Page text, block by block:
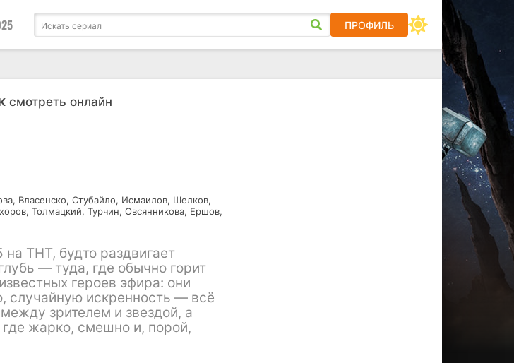
ПРОФИЛЬ
смотреть онлайн
Власенско, Стубайло, Исмаилов, Шелков,
Толмацкий, Турчин, Овсянникова, Ершов,
ТНТ, будто раздвигает
— туда, где обычно горит
героев эфира: они
случайную искренность — всё
зрителем и звездой, а
жарко, смешно и, порой,